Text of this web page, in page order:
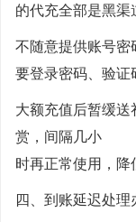
的代充全部是黑
不随意提供账号密
要登录密码、验证
大额充值后暂缓
赏，间隔几小
时再正常使用，降
四、到账延迟处理